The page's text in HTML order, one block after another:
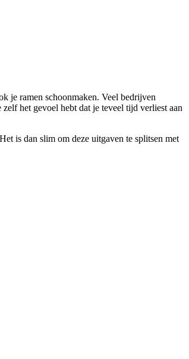
je ramen schoonmaken. Veel bedrijven
het gevoel hebt dat je teveel tijd verliest aan
is dan slim om deze uitgaven te splitsen met